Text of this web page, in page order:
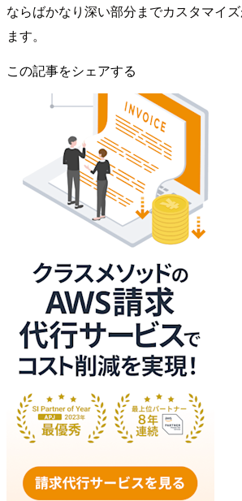
ならばかなり深い部分までカスタマイ
ます。
この記事をシェアする